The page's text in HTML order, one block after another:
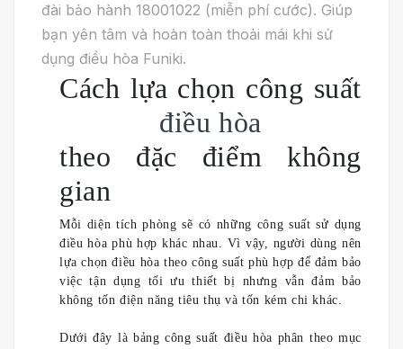
đài bảo hành 18001022 (miễn phí cước). Giúp
bạn yên tâm và hoàn toàn thoải mái khi sử
dụng điều hòa Funiki.
Cách lựa chọn công suất
điều hòa
theo đặc điểm không
gian
Mỗi diện tích phòng sẽ có những công suất sử dụng
điều hòa phù hợp khác nhau. Vì vậy, người dùng nên
lựa chọn điều hòa theo công suất phù hợp để đảm bảo
việc tận dụng tối ưu thiết bị nhưng vẫn đảm bảo
không tốn điện năng tiêu thụ và tốn kém chi khác.
Dưới đây là bảng công suất điều hòa phân theo mục